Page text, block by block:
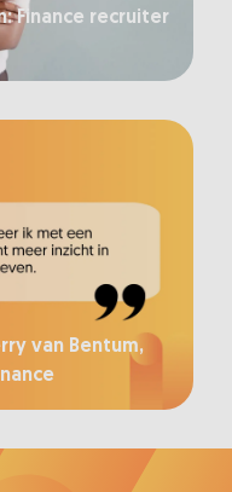
Finance recruiter
van Bentum,